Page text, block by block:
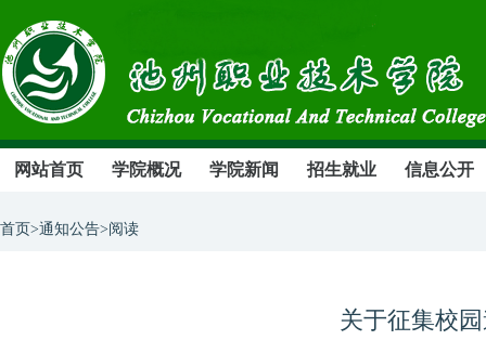
网站首页 学院概况 学院新闻 招生就业 信息公开
首页>通知公告>阅读
关于征集校